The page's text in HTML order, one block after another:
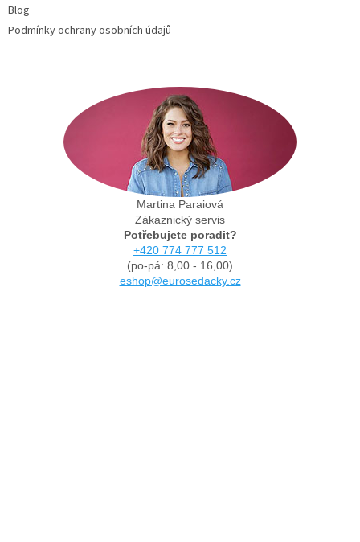
Blog
Podmínky ochrany osobních údajů
Martina Paraiová
Zákaznický servis
Potřebujete poradit?
+420 774 777 512
(po-pá: 8,00 - 16,00)
eshop@eurosedacky.cz